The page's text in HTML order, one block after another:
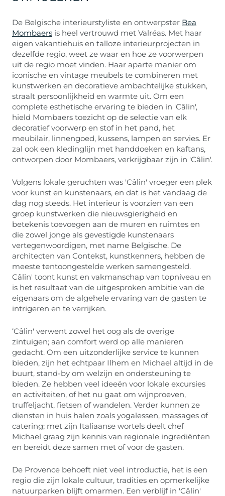
De Belgische interieurstyliste en ontwerpster Bea
Mombaers is heel vertrouwd met Valréas. Met haar
eigen vakantiehuis en talloze interieurprojecten in
dezelfde regio, weet ze waar en hoe ze voorwerpen
uit de regio moet vinden. Haar aparte manier om
iconische en vintage meubels te combineren met
kunstwerken en decoratieve ambachtelijke stukken,
straalt persoonlijkheid en warmte uit. Om een
complete esthetische ervaring te bieden in 'Câlin',
hield Mombaers toezicht op de selectie van elk
decoratief voorwerp en stof in het pand, het
meubilair, linnengoed, kussens, lampen en servies. Er
zal ook een kledinglijn met handdoeken en kaftans,
ontworpen door Mombaers, verkrijgbaar zijn in 'Câlin'.
Volgens lokale geruchten was 'Câlin' vroeger een plek
voor kunst en kunstenaars, en dat is het vandaag de
dag nog steeds. Het interieur is voorzien van een
groep kunstwerken die nieuwsgierigheid en
betekenis toevoegen aan de muren en ruimtes en
die zowel jonge als gevestigde kunstenaars
vertegenwoordigen, met name Belgische. De
architecten van Contekst, kunstkenners, hebben de
meeste tentoongestelde werken samengesteld.
Câlin' toont kunst en vakmanschap van topniveau en
is het resultaat van de uitgesproken ambitie van de
eigenaars om de algehele ervaring van de gasten te
intrigeren en te verrijken.
‘Câlin' verwent zowel het oog als de overige
zintuigen; aan comfort werd op alle manieren
gedacht. Om een uitzonderlijke service te kunnen
bieden, zijn het echtpaar Ilhem en Michael altijd in de
buurt, stand-by om welzijn en ondersteuning te
bieden. Ze hebben veel ideeën voor lokale excursies
en activiteiten, of het nu gaat om wijnproeven,
truffeljacht, fietsen of wandelen. Verder kunnen ze
diensten in huis halen zoals yogalessen, massages of
catering; met zijn Italiaanse wortels deelt chef
Michael graag zijn kennis van regionale ingrediënten
en bereidt deze samen met of voor de gasten.
De Provence behoeft niet veel introductie, het is een
regio die zijn lokale cultuur, tradities en opmerkelijke
natuurparken blijft omarmen. Een verblijf in 'Câlin'